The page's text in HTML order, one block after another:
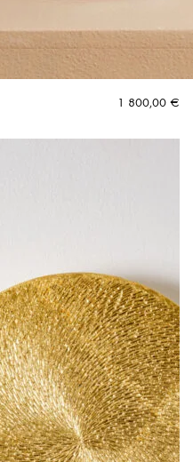
1 800,00 €